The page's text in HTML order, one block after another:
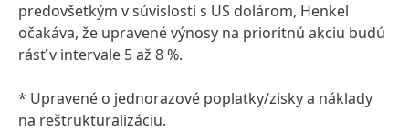
predovšetkým v súvislosti s US dolárom, Henkel
očakáva, že upravené výnosy na prioritnú akciu budú
rásť v intervale 5 až 8 %.
* Upravené o jednorazové poplatky/zisky a náklady
na reštrukturalizáciu.